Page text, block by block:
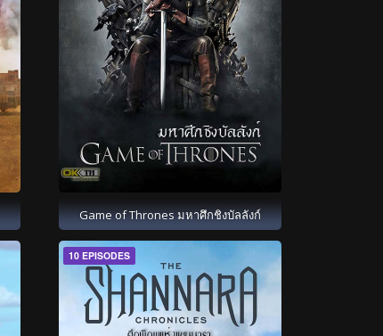
Game of Thrones มหาศึกชิงบัลลังก์
10 EPISODES